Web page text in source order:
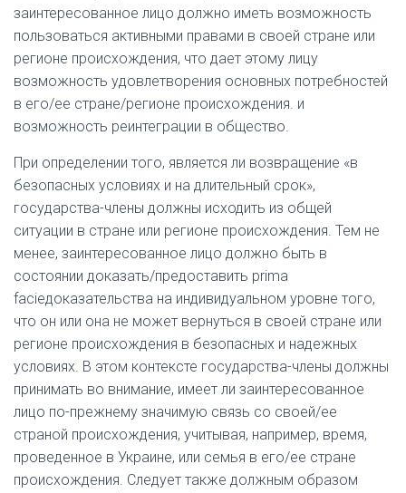
заинтересованное лицо должно иметь возможность
пользоваться активными правами в своей стране или
регионе происхождения, что дает этому лицу
возможность удовлетворения основных потребностей
в его/ее стране/регионе происхождения. и
возможность реинтеграции в общество.
При определении того, является ли возвращение «в
безопасных условиях и на длительный срок»,
государства-члены должны исходить из общей
ситуации в стране или регионе происхождения. Тем не
менее, заинтересованное лицо должно быть в
состоянии доказать/предоставить prima
facieдоказательства на индивидуальном уровне того,
что он или она не может вернуться в своей стране или
регионе происхождения в безопасных и надежных
условиях. В этом контексте государства-члены должны
принимать во внимание, имеет ли заинтересованное
лицо по-прежнему значимую связь со своей/ее
страной происхождения, учитывая, например, время,
проведенное в Украине, или семья в его/ее стране
происхождения. Следует также должным образом